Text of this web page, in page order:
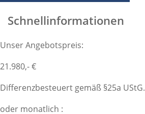
Schnellinformationen
Unser Angebotspreis:
21.980,- €
Differenzbesteuert gemäß §25a UStG.
oder monatlich :